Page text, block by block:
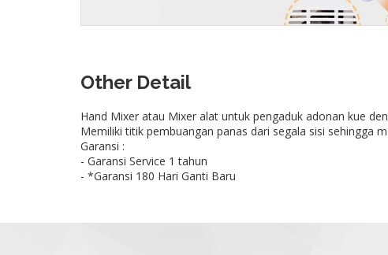
Other Detail
Hand Mixer atau Mixer alat untuk pengaduk adonan kue
Memiliki titik pembuangan panas dari segala sisi sehingga
Garansi :
- Garansi Service 1 tahun
- *Garansi 180 Hari Ganti Baru